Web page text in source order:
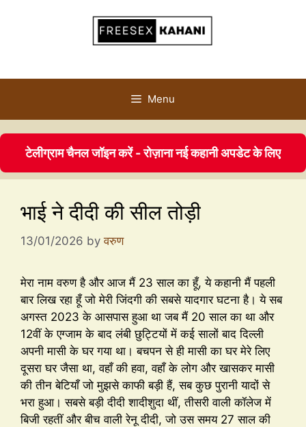
Menu
टेलीग्राम चैनल जॉइन करें - रोज़ाना नई कहानी अपडेट के लिए
भाई ने दीदी की सील तोड़ी
13/01/2026 byवरुण
मेरा नाम वरुण है और आज मैं 23 साल का हूँ, ये कहानी मैं पहली
बार लिख रहा हूँ जो मेरी जिंदगी की सबसे यादगार घटना है। ये सब
अगस्त 2023 के आसपास हुआ था जब मैं 20 साल का था और
12वीं के एग्जाम के बाद लंबी छुट्टियों में कई सालों बाद दिल्ली
अपनी मासी के घर गया था। बचपन से ही मासी का घर मेरे लिए
दूसरा घर जैसा था, वहाँ की हवा, वहाँ के लोग और खासकर मासी
की तीन बेटियाँ जो मुझसे काफी बड़ी हैं, सब कुछ पुरानी यादों से
भरा हुआ। सबसे बड़ी दीदी शादीशुदा थीं, तीसरी वाली कॉलेज में
बिजी रहतीं और बीच वाली रेनू दीदी, जो उस समय 27 साल की